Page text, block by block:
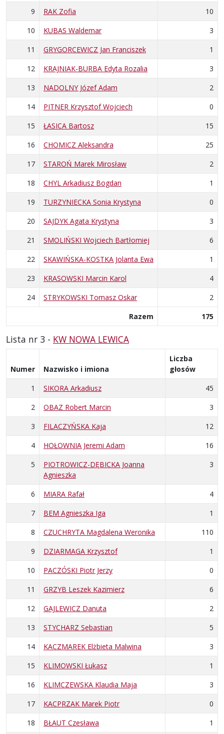
9 RAK Zofia
10
10
KUBAS Waldemar
3
11
GRYGORCEWICZ Jan Franciszek
1
12
KRAJNIAK-BURBA Edyta Rozalia
3
13
NADOLNY Józef Adam
2
14
PITNER Krzysztof Wojciech
0
15
ŁASICA Bartosz
15
16
CHOMICZ Aleksandra
25
17
STAROŃ Marek Mirosław
2
18
CHYL Arkadiusz Bogdan
1
19
TURZYNIECKA Sonia Krystyna
0
20
SAJDYK Agata Krystyna
3
21
SMOLIŃSKI Wojciech Bartłomiej
6
22
SKAWIŃSKA-KOSTKA Jolanta Ewa
1
23
KRASOWSKI Marcin Karol
4
24
STRYKOWSKI Tomasz Oskar
2
Razem
175
Lista nr 3 - KW NOWA LEWICA
Numer Nazwisko i imiona
Liczba
głosów
1
SIKORA Arkadiusz
45
2
OBAZ Robert Marcin
3
3
FILACZYŃSKA Kaja
12
4
HOŁOWNIA Jeremi Adam
16
5
PIOTROWICZ-DĘBICKA Joanna
Agnieszka
3
6 MIARA Rafał
4
7
BEM Agnieszka Iga
1
8
CZUCHRYTA Magdalena Weronika
110
9
DZIARMAGA Krzysztof
1
10
PACZÓSKI Piotr Jerzy
0
11
GRZYB Leszek Kazimierz
6
12
GAJLEWICZ Danuta
2
13
STYCHARZ Sebastian
5
14
KACZMAREK Elżbieta Malwina
3
15
KLIMOWSKI Łukasz
1
16
KLIMCZEWSKA Klaudia Maja
3
17
KACPRZAK Marek Piotr
0
18
BŁAUT Czesława
1